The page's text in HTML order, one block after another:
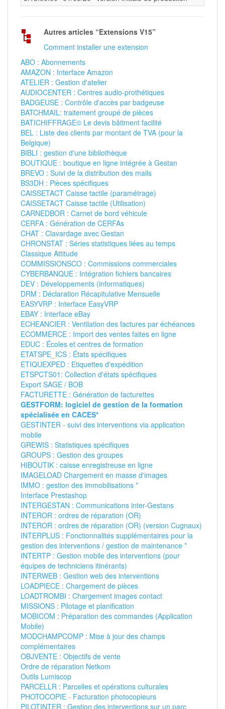
Autres articles “Extensions V15”
Comment installer une extension
ABO : Abonnements
AMAZON : Interface Amazon
ATELIER : Gestion d'atelier
AUDIOCENTER : Centres audio-prothétiques
BADGEUSE : Contrôle d'accès par badgeuse
BATCHMAIL: traitement groupé de pièces
BATICHIFFRAGE© Le devis bâtiment facilité
BEL : Liste des clients par montant de TVA (pour la
Belgique)
BIBLI : gestion d'une bibliothèque
BOUTIQUE : boutique en ligne intégrée à Gestan
BREVO : Suivi de la distribution des mails
BS3DH : Pièces spécifiques
CAISSETACT Caisse tactile (paramétrage)
CAISSETACT Caisse tactile (Utilisation)
CARNEDBOR : Carnet de bord véhicule
CERFA : Génération de CERFAs
CHAT : Clavardage avec Gestan
CHRONSTAT : Séries statistiques liées au temps
Classique Attitude
COMMISSIONSCO : Commissions commerciales
CYBERBANQUE : Intégration fichiers bancaires
DEV : Développements (informatiques)
DRM : Déclaration Récapitulative Mensuelle
EASYVRP : Interface EasyVRP
EBAY : Interface eBay
ECHEANCIER : Ventilation des factures par échéances
ECOMMERCE : Import des ventes faites en ligne
EDUC : Écoles et centres de formation
ETATSPE_ICS : États spécifiques
ETIQUEXPED : Etiquettes d'expédition
ETSPCTS01: Collection d'états spécifiques
Export SAGE / BOB
FACTURETTE : Génération de facturettes
GESTFORM: logiciel de gestion de la formation
spécialisée en CACES*
GESTINTER - suivi des interventions via application
mobile
GREWIS : Statistiques spécifiques
GROUPS : Gestion des groupes
HIBOUTIK : caisse enregistreuse en ligne
IMAGELOAD Chargement en masse d'images
IMMO : gestion des immobilisations *
Interface Prestashop
INTERGESTAN : Communications inter-Gestans
INTEROR : ordres de réparation (OR)
INTEROR : ordres de réparation (OR) (version Cugnaux)
INTERPLUS : Fonctionnalités supplémentaires pour la
gestion des interventions / gestion de maintenance *
INTERTP : Gestion mobile des interventions (pour
équipes de techniciens itinérants)
INTERWEB : Gestion web des interventions
LOADPIECE : Chargement de pièces
LOADTROMBI : Chargement images contact
MISSIONS : Pilotage et planification
MOBICOM : Préparation des commandes (Application
Mobile)
MODCHAMPCOMP : Mise à jour des champs
complémentaires
OBJVENTE : Objectifs de vente
Ordre de réparation Netkom
Outils Lumiscop
PARCELLR : Parcelles et opérations culturales
PHOTOCOPIE - Facturation photocopieurs
PILOTINTER : Gestion des interventions sur un parc